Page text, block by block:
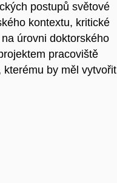
postupů světové
kontextu, kritické
úrovni doktorského
pracoviště
by měl vytvořit